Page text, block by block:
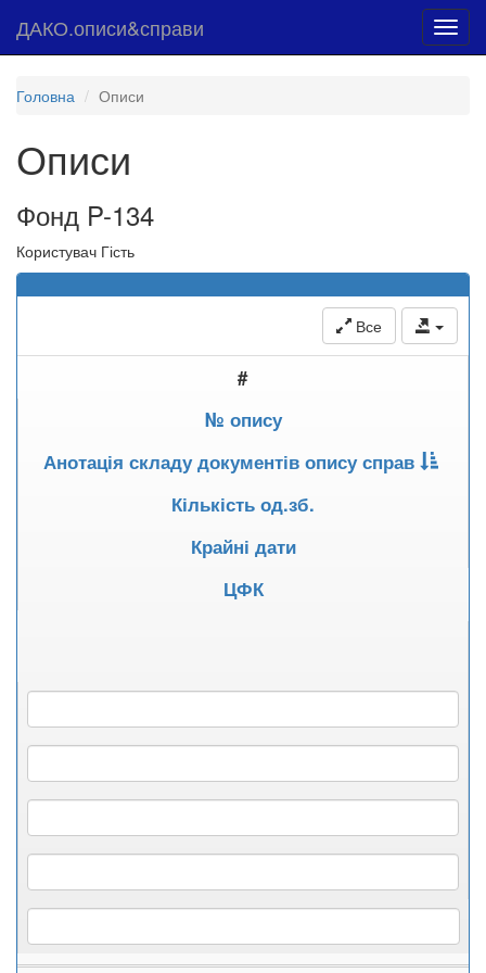
ДАКО.описи&справи
Головна Описи
Описи
Фонд P-134
Користувач Гість
Все
#
№ опису
Анотація складу документів опису справ
Кількість од.зб.
Крайні дати
ЦФК